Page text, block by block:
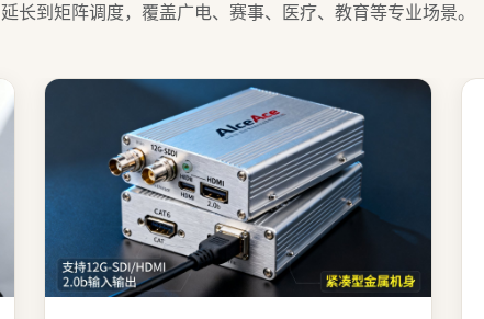
延长到矩阵调度，覆盖广电、赛事、医疗、教育等专业场景。